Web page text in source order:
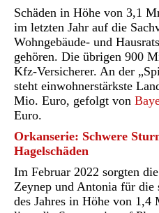
Schäden in Höhe von 3,1
im letzten Jahr auf die
Wohngebäude- und
gehören. Die übrigen 900
Kfz-Versicherer. An der
steht einwohnerstärkste
Mio. Euro, gefolgt von
Euro.
Orkanserie: Schwere
Hagelschäden
Im Februar 2022 sorgten
Zeynep und Antonia für die
des Jahres in Höhe von